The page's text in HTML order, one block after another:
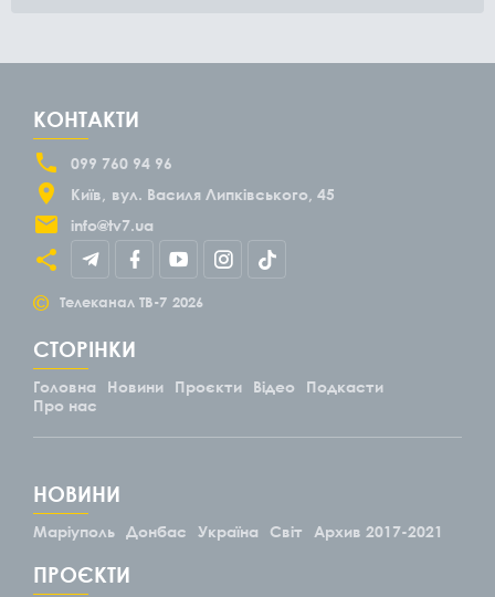
КОНТАКТИ
099 760 94 96
Київ
вул. Василя Липківського, 45
info@tv7.ua
© Телеканал ТВ-7 2026
СТОРІНКИ
Головна Новини Проєкти Відео
Подкасти
Про нас
НОВИНИ
Маріуполь Донбас Україна Світ Архив 2017-2021
ПРОЄКТИ